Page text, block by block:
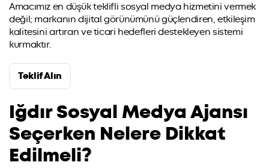
Amacımız en düşük teklifli sosyal medya hizmetini vermek
değil; markanın dijital görünümünü güçlendiren, etkileşim
kalitesini artıran ve ticari hedefleri destekleyen sistemi
kurmaktır.
Teklif Alın
Iğdır Sosyal Medya Ajansı
Seçerken Nelere Dikkat
Edilmeli?